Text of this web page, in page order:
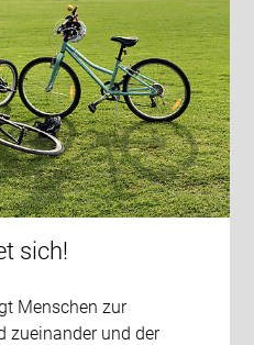
sich!
Menschen zur
zueinander und der